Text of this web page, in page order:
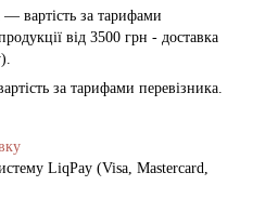
вартість за тарифами
від 3500 грн - доставка
за тарифами перевізника.
LiqPay (Visa, Mastercard,